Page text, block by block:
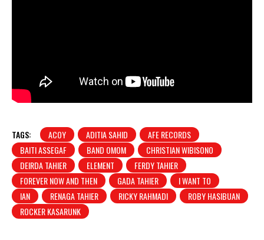
TAGS: ACOY ADITIA SAHID
AFE RECORDS
BAITI ASSEGAF
BAND OMOM
CHRISTIAN WIBISONO
DEIRDA TAHIER
ELEMENT
FERDY TAHIER
FOREVER NOW AND THEN
GADA TAHIER
I WANT TO
IAN
RENAGA TAHIER RICKY RAHMADI
ROBY HASIBUAN
ROCKER KASARUNK